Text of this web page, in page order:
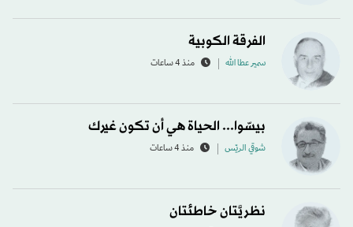
الفرقة الكوبية
سمير عطا الله منذ 4 ساعات
بيسّوا... الحياة هي أن تكون غيرك
شوقي الريّس منذ 4 ساعات
نظريَّتان خاطئتان